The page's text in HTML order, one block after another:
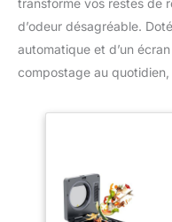
transforme vos restes de
d’odeur désagréable.
automatique et d’un
compostage au